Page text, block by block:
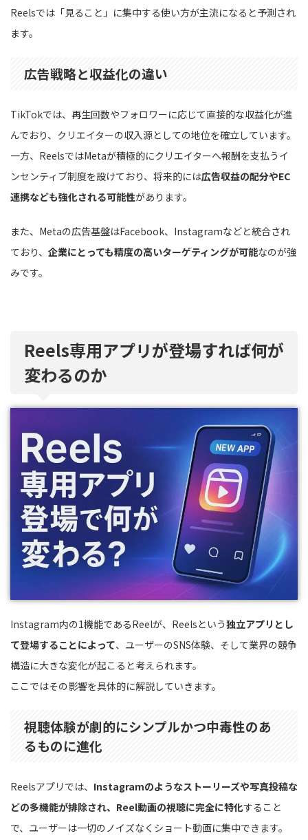
Reelsでは「見ること」に集中する使い方が主流になると予測され
ます。
広告戦略と収益化の違い
TikTokでは、再生回数やフォロワーに応じて直接的な収益化が進
んでおり、クリエイターの収入源としての地位を確立しています。
一方、ReelsではMetaが積極的にクリエイターへ報酬を支払うイ
ンセンティブ制度を設けており、将来的には広告収益の配分やEC
連携なども強化される可能性があります。
また、Metaの広告基盤はFacebook、Instagramなどと統合され
ており、 企業にとっても精度の高いターゲティングが可能なのが強
みです。
Reels専用アプリが登場すれば何が
変わるのか
Instagram内の1機能であるReelが、Reelsという独立アプリとし
て登場することによって、ユーザーのSNS体験、そして業界の競争
構造に大きな変化が起こると考えられます。
ここではその影響を具体的に解説していきます。
視聴体験が劇的にシンプルかつ中毒性のあ
るものに進化
Reelsアプリでは、 Instagramのようなストーリーズや写真投稿な
どの多機能が排除され、Reel動画の視聴に完全に特化すること
で、ユーザーは一切のノイズなくショート動画に集中できます。